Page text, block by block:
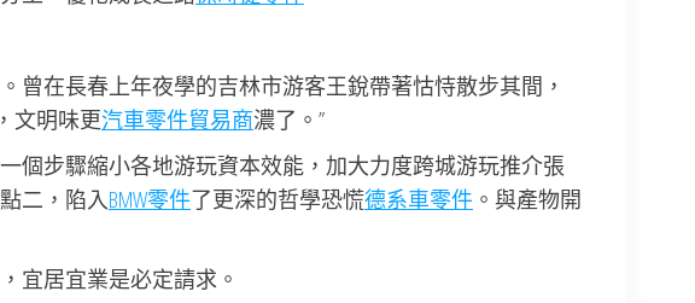
曾在長春上年夜學的吉林市游客王銳帶著怙恃散步其間，
文明味更汽車零件貿易商濃了。”
個步驟縮小各地游玩資本效能，加大力度跨城游玩推介張
二，陷入BMW零件了更深的哲學恐慌德系車零件 。與產物開
宜居宜業是必定請求。